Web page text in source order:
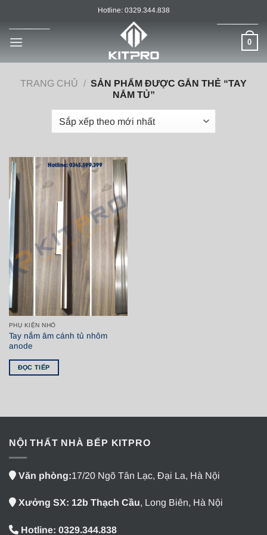
nội
Hotline: 0329.344.838
0
TRANG CHỦ / SẢN PHẨM ĐƯỢC GẮN THẺ “TAY
NẮM TỦ”
PHỤ KIỆN NHỎ
Tay nắm âm cánh tủ nhôm
anode
ĐỌC TIẾP
NỘI THẤT NHÀ BẾP KITPRO
Văn phòng:17/20 Ngõ Tân Lạc, Đại La, Hà Nội
Xưởng SX: 12b Thạch Cầu, Long Biên, Hà Nội
Hotline: 0329.344.838